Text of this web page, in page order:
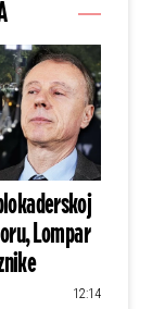
Lompar
12:14